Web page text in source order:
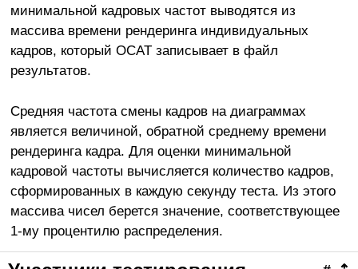
минимальной кадровых частот выводятся из
массива времени рендеринга индивидуальных
кадров, который OCAT записывает в файл
результатов.
Средняя частота смены кадров на диаграммах
является величиной, обратной среднему времени
рендеринга кадра. Для оценки минимальной
кадровой частоты вычисляется количество кадров,
сформированных в каждую секунду теста. Из этого
массива чисел берется значение, соответствующее
1-му процентилю распределения.